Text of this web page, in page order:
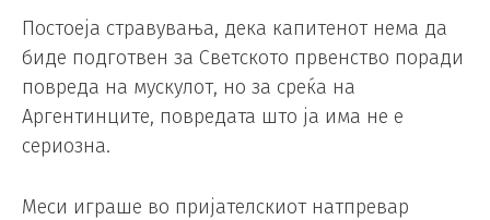
Постоеја стравувања, дека капитенот нема да
биде подготвен за Светското првенство поради
повреда на мускулот, но за среќа на
Аргентинците, повредата што ја има не е
сериозна.
Меси играше во пријателскиот натпревар